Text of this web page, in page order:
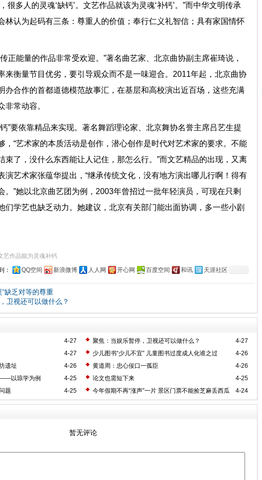
很多人的灵魂‘缺钙’。文艺作品就该为灵魂‘补钙’。”而中华文明传承
林认为起码有三条：尊重人的价值；奉行仁义礼智信；具有家国情怀
正能量的作品非常受欢迎。”著名曲艺家、北京曲协副主席崔琦说，
来衡量节目优劣，要引导观众而不是一味迎合。2011年起，北京曲协
办合作的首都道德模范故事汇，在基层和高校演出近百场，这些充满
非常动容。
”要依靠精品来实现。著名舞蹈理论家、北京舞协名誉主席吕艺生提
，“艺术家的本质活动是创作，潜心创作是时代对艺术家的要求。不能
束了，没什么东西能让人记住，那怎么行。”而文艺精品的出现，又离
演艺术家张蕴华提出，“继承传统文化，没有地方演出哪儿行啊！得有
。”她以北京曲艺团为例，2003年曾招过一批年轻演员，可现在只剩
们学艺也缺乏动力。她建议，北京有关部门能出面协调，多一些小剧
艺作品能为灵魂补钙
：
QQ空间 新浪微博 人人网 开心网 百度空间 和讯 天涯社区
缺乏对等的尊重
卫视还可以做什么？
4-27 4-27
聚焦：当娱乐暂停，卫视还可以做什么？
4-27
4-26
少儿图书“少儿不宜” 儿童图书过度成人化谁之过
4-26
遗址 4-26
黄道周：忠心佞口一孤臣
4-25
——以琼学为例 4-25
论文也需短下来
4-25
题 4-24
今年假期不再“涨声”一片 景区门票不能捡芝麻丢西瓜
暂无评论